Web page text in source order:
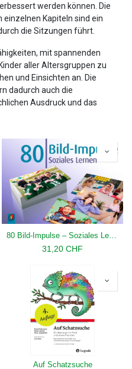
werden können. Die
einzelnen Kapiteln sind ein
die Sitzungen führt.
mit spannenden
aller Altersgruppen zu
und Einsichten an. Die
dadurch auch die
Ausdruck und das
80 Bild-Impulse – Soziales Lernen
31,20 CHF
Auf Schatzsuche